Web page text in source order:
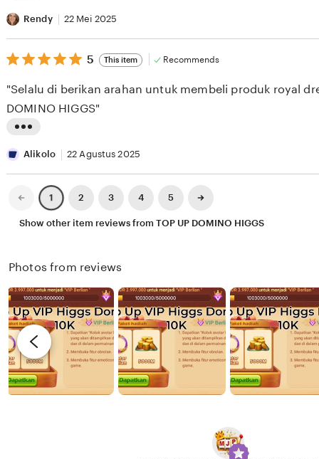
y
A
S
S
E
K
r
e
v
e
w
y
X
I
I
i
s
t
n
g
e
v
y
R
e
n
y
Rendy 22 Mei 2025
5
out
5
stars
5 This item Recommends
i
s
r
e
v
i
w
b
"Selalu di berikan arahan untuk membeli produk royal
DOMINO HIGGS"
Alikolo 22 Agustus 2025
Previous
page
1 2 3 4 5
Next
page
Show other item reviews from TOP UP DOMINO HIGGS
Photos from reviews